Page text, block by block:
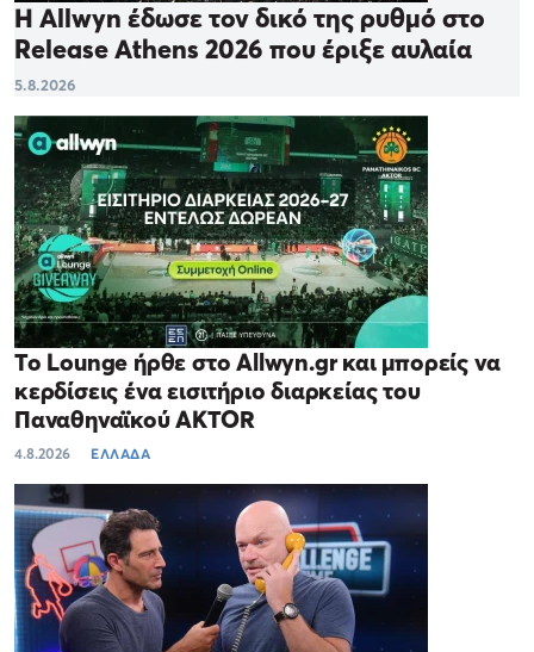
Η Allwyn έδωσε τον δικό της ρυθμό στο
Release Athens 2026 που έριξε αυλαία
5.8.2026
Το Lounge ήρθε στο Allwyn.gr και μπορείς να
κερδίσεις ένα εισιτήριο διαρκείας του
Παναθηναϊκού AKTOR
4.8.2026 ΕΛΛΑΔΑ